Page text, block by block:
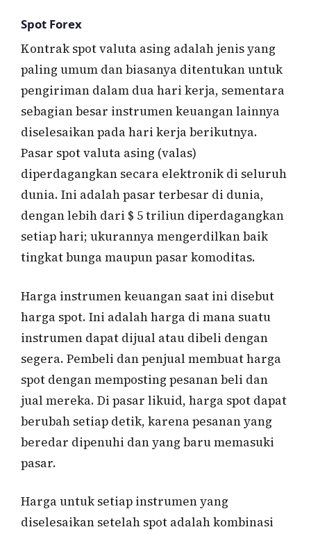
Spot Forex
Kontrak spot valuta asing adalah jenis yang
paling umum dan biasanya ditentukan untuk
pengiriman dalam dua hari kerja, sementara
sebagian besar instrumen keuangan lainnya
diselesaikan pada hari kerja berikutnya.
Pasar spot valuta asing (valas)
diperdagangkan secara elektronik di seluruh
dunia. Ini adalah pasar terbesar di dunia,
dengan lebih dari $ 5 triliun diperdagangkan
setiap hari; ukurannya mengerdilkan baik
tingkat bunga maupun pasar komoditas.
Harga instrumen keuangan saat ini disebut
harga spot. Ini adalah harga di mana suatu
instrumen dapat dijual atau dibeli dengan
segera. Pembeli dan penjual membuat harga
spot dengan memposting pesanan beli dan
jual mereka. Di pasar likuid, harga spot dapat
berubah setiap detik, karena pesanan yang
beredar dipenuhi dan yang baru memasuki
pasar.
Harga untuk setiap instrumen yang
diselesaikan setelah spot adalah kombinasi